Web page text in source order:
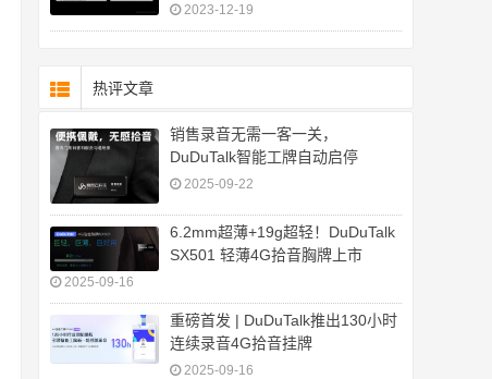
2023-12-19
热评文章
销售录音无需一客一关，
DuDuTalk智能工牌自动启停
2025-09-22
6.2mm超薄+19g超轻！DuDuTalk
SX501 轻薄4G拾音胸牌上市
2025-09-16
重磅首发 | DuDuTalk推出130小时
连续录音4G拾音挂牌
2025-09-16